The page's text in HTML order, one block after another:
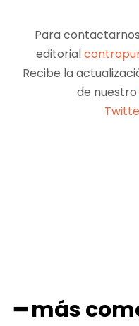
Para
editorial
Recibe la
de nuestro
━ más